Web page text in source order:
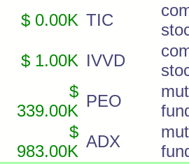
$ 0.00K TIC
$ 1.00K IVVD
$
339.00K
PEO
$
983.00K
ADX